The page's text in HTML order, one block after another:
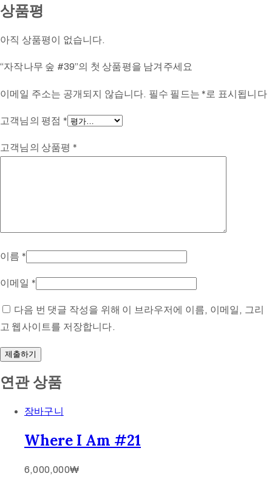
상품평
아직 상품평이 없습니다.
“자작나무 숲 #39”의 첫 상품평을 남겨주세요
이메일 주소는 공개되지 않습니다. 필수 필드는 * 로 표시됩니다
고객님의 평점 *
고객님의 상품평 *
이름 *
이메일 *
다음 번 댓글 작성을 위해 이 브라우저에 이름, 이메일, 그리
고 웹사이트를 저장합니다.
연관 상품
장바구니
Where I Am #21
6,000,000₩